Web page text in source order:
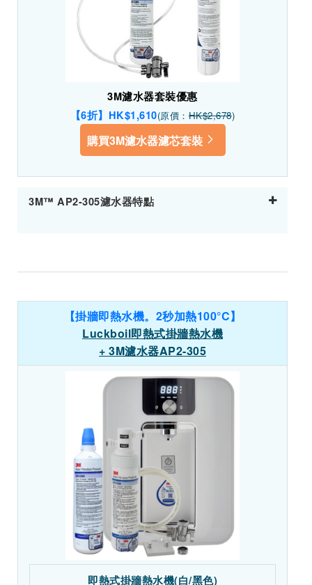
3M濾水器套裝優惠
【6折】HK$1,610(原價：HK$2,678)
購買3M濾水器濾芯套裝
3M™ AP2-305濾水器特點
【掛牆即熱水機。2秒加熱100°C】
Luckboil即熱式掛牆熱水機
+ 3M濾水器AP2-305
即熱式掛牆熱水機(白/黑色)